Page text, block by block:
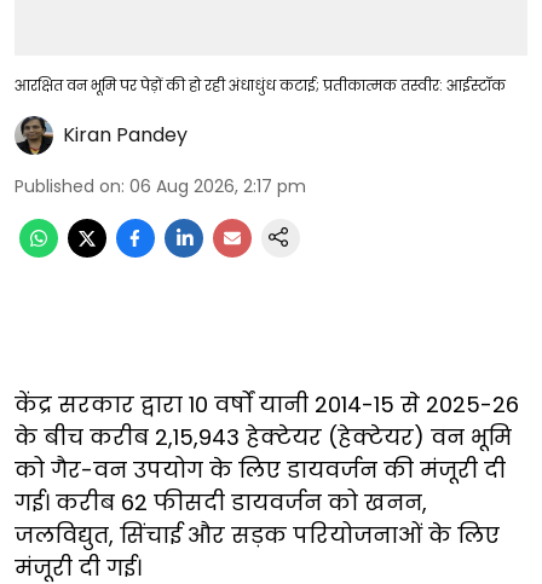
आरक्षित वन भूमि पर पेड़ों की हो रही अंधाधुंध कटाई; प्रतीकात्मक तस्वीर: आईस्टॉक
Kiran Pandey
Published on: 06 Aug 2026, 2:17 pm
केंद्र सरकार द्वारा 10 वर्षों यानी 2014-15 से 2025-26
के बीच करीब 2,15,943 हेक्टेयर (हेक्टेयर) वन भूमि
को गैर-वन उपयोग के लिए डायवर्जन की मंजूरी दी
गई। करीब 62 फीसदी डायवर्जन को खनन,
जलविद्युत, सिंचाई और सड़क परियोजनाओं के लिए
मंजूरी दी गई।